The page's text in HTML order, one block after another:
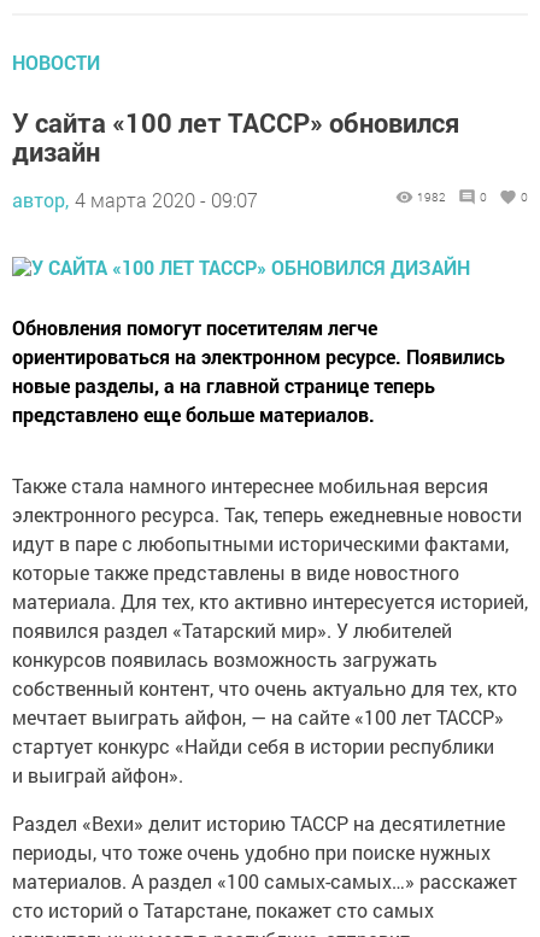
У сайта «100 лет ТАССР» обновился
дизайн
ориентироваться на электронном ресурсе. Появились
новые разделы, а на главной странице теперь
представлено еще больше материалов.
электронного ресурса. Так, теперь ежедневные новости
идут в паре с любопытными историческими фактами,
которые также представлены в виде новостного
материала. Для тех, кто активно интересуется историей,
появился раздел «Татарский мир». У любителей
конкурсов появилась возможность загружать
собственный контент, что очень актуально для тех, кто
мечтает выиграть айфон, — на сайте «100 лет ТАССР»
стартует конкурс «Найди себя в истории республики
и выиграй айфон».
периоды, что тоже очень удобно при поиске нужных
материалов. А раздел «100 самых-самых…» расскажет
сто историй о Татарстане, покажет сто самых
удивительных мест в республике, отправит